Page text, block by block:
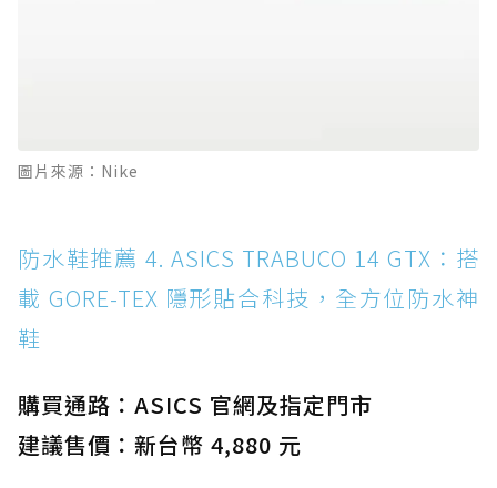
圖片來源：Nike
防水鞋推薦 4. ASICS TRABUCO 14 GTX：搭
載 GORE-TEX 隱形貼合科技，全方位防水神
鞋
購買通路：ASICS 官網及指定門市
建議售價：新台幣 4,880 元